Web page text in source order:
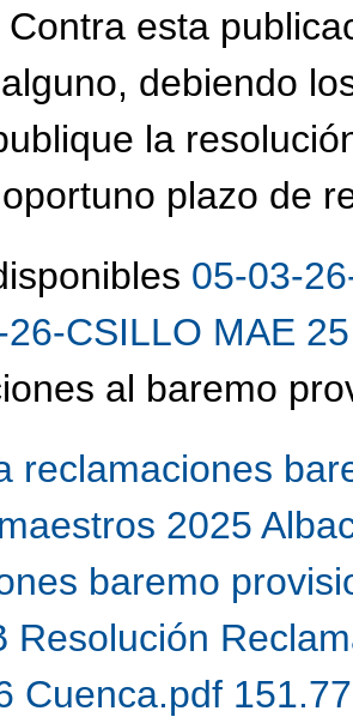
esta
debiendo
la
plazo de
05-03-
CSILLO MAE
al baremo
reclamaciones
2025
baremo
Resolución
Cuenca.pdf